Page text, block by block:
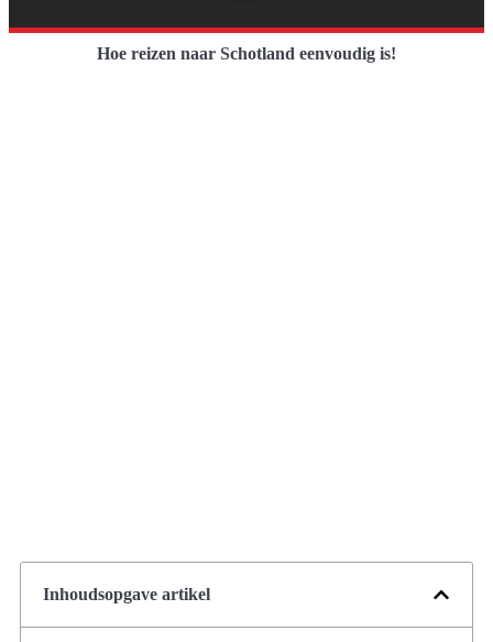
Hoe reizen naar Schotland eenvoudig is!
Inhoudsopgave artikel